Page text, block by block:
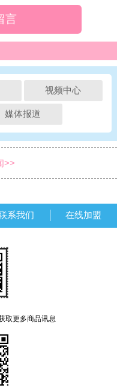
言
视频中心
媒体报道
>>
系我们 在线加盟
取更多商品讯息